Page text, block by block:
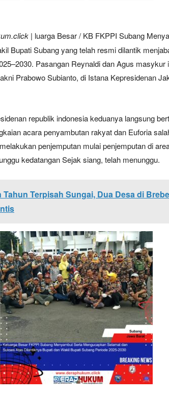
| luarga Besar / KB FKPPI Subang
Bupati Subang yang telah resmi dilantik
Pasangan Reynaldi dan Agus masykur
Prabowo Subianto, di Istana Kepresidenan
republik indonesia keduanya langsung
acara penyambutan rakyat dan Euforia
penjemputan mulai penjemputan di
kedatangan Sejak siang, telah menunggu.
Tahun Terpisah Sungai, Dua Desa di